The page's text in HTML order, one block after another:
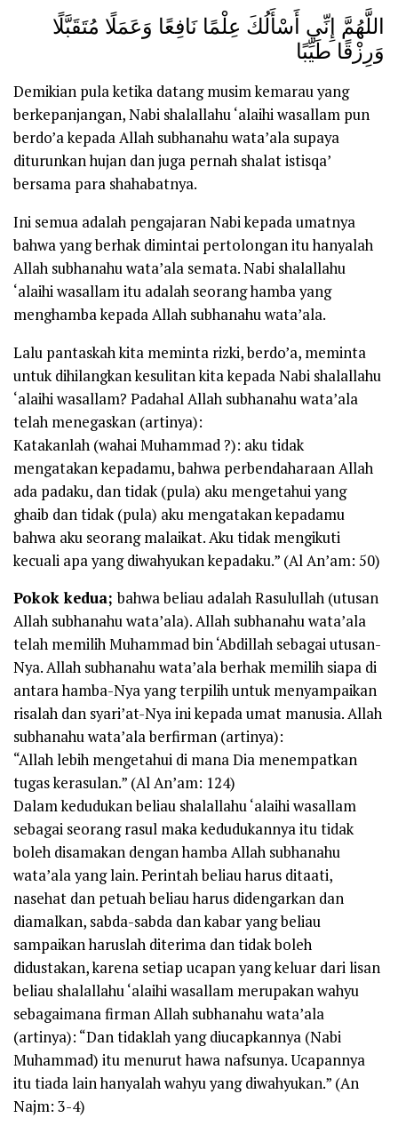
اللَّهُمَّ إِنِّي أَسْأَلُكَ عِلْمًا نَافِعًا وَعَمَلًا مُتَقَبَّلًا
وَرِزْقًا طَيِّبًا
Demikian pula ketika datang musim kemarau yang
berkepanjangan, Nabi shalallahu ‘alaihi wasallam pun
berdo’a kepada Allah subhanahu wata’ala supaya
diturunkan hujan dan juga pernah shalat istisqa’
bersama para shahabatnya.
Ini semua adalah pengajaran Nabi kepada umatnya
bahwa yang berhak dimintai pertolongan itu hanyalah
Allah subhanahu wata’ala semata. Nabi shalallahu
‘alaihi wasallam itu adalah seorang hamba yang
menghamba kepada Allah subhanahu wata’ala.
Lalu pantaskah kita meminta rizki, berdo’a, meminta
untuk dihilangkan kesulitan kita kepada Nabi shalallahu
‘alaihi wasallam? Padahal Allah subhanahu wata’ala
telah menegaskan (artinya):
Katakanlah (wahai Muhammad ?): aku tidak
mengatakan kepadamu, bahwa perbendaharaan Allah
ada padaku, dan tidak (pula) aku mengetahui yang
ghaib dan tidak (pula) aku mengatakan kepadamu
bahwa aku seorang malaikat. Aku tidak mengikuti
kecuali apa yang diwahyukan kepadaku.” (Al An’am: 50)
Pokok kedua;bahwa beliau adalah Rasulullah (utusan
Allah subhanahu wata’ala). Allah subhanahu wata’ala
telah memilih Muhammad bin ‘Abdillah sebagai utusan-
Nya. Allah subhanahu wata’ala berhak memilih siapa di
antara hamba-Nya yang terpilih untuk menyampaikan
risalah dan syari’at-Nya ini kepada umat manusia. Allah
subhanahu wata’ala berfirman (artinya):
“Allah lebih mengetahui di mana Dia menempatkan
tugas kerasulan.” (Al An’am: 124)
Dalam kedudukan beliau shalallahu ‘alaihi wasallam
sebagai seorang rasul maka kedudukannya itu tidak
boleh disamakan dengan hamba Allah subhanahu
wata’ala yang lain. Perintah beliau harus ditaati,
nasehat dan petuah beliau harus didengarkan dan
diamalkan, sabda-sabda dan kabar yang beliau
sampaikan haruslah diterima dan tidak boleh
didustakan, karena setiap ucapan yang keluar dari lisan
beliau shalallahu ‘alaihi wasallam merupakan wahyu
sebagaimana firman Allah subhanahu wata’ala
(artinya): “Dan tidaklah yang diucapkannya (Nabi
Muhammad) itu menurut hawa nafsunya. Ucapannya
itu tiada lain hanyalah wahyu yang diwahyukan.” (An
Najm: 3-4)